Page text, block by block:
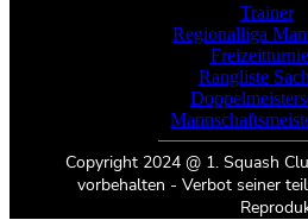
Trainer
Regionalliga
Rangliste
Copyright 2024 @ 1. Squash
vorbehalten - Verbot seiner